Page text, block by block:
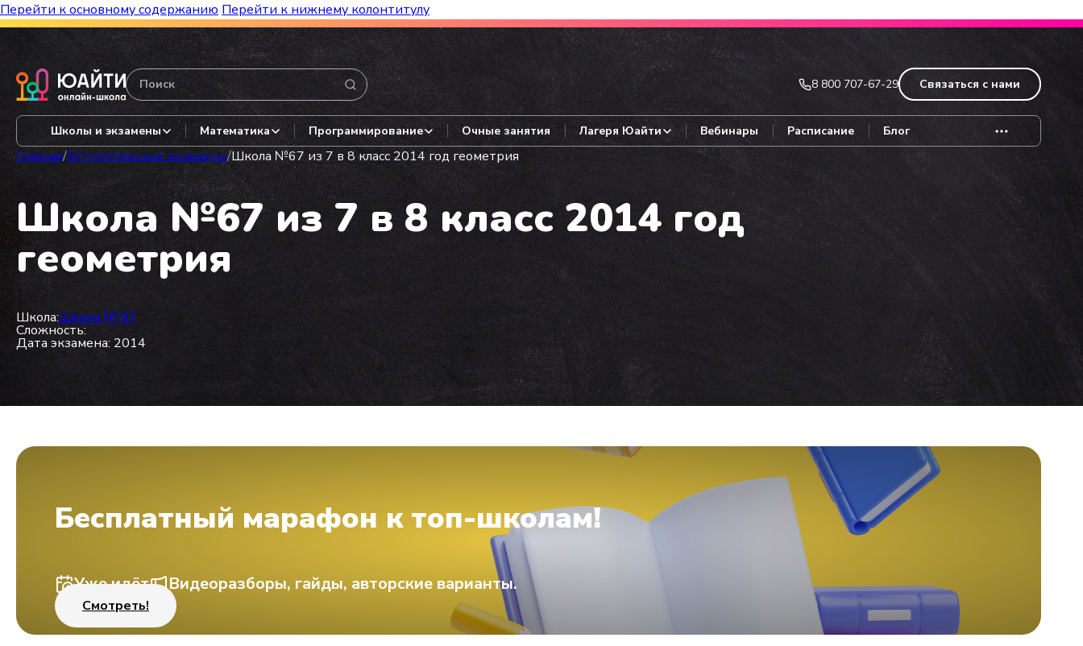
Перейти к основному содержанию Перейти к нижнему колонтитулу
Бесплатный марафон к топ-школам! Видеоразборы, гайды, авторские варианты.
8 800 707-67-29 Связаться с нами
Школы и экзамены Математика Программирование Очные занятия Лагеря Юайти Вебинары Расписание Блог
Главная/Вступительные экзамены/Школа №67 из 7 в 8 класс 2014 год геометрия
Школа №67 из 7 в 8 класс 2014 год
геометрия
Школа:Школа № 67
Сложность:
Дата экзамена: 2014
Бесплатный марафон к топ-школам!
Уже идёт Видеоразборы, гайды, авторские варианты.
Смотреть!